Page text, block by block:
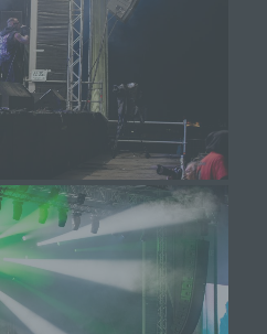
oder juristische
oder andere Stelle,
Daten offengelegt
davon, ob es sich bei ihr um
oder nicht. Behörden, die im
nach dem Unionsrecht
Mitgliedstaaten
Daten
nicht als Empfänger.
oder juristische Person,
oder andere Stelle außer